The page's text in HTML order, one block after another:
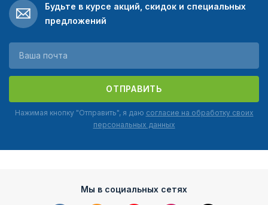
Будьте в курсе акций, скидок и специальных
предложений
ОТПРАВИТЬ
Нажимая кнопку "Отправить", я даю согласие на обработку своих
персональных данных
Мы в социальных сетях